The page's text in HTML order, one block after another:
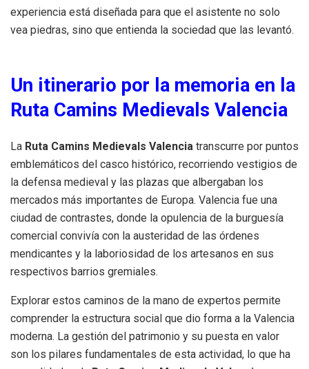
experiencia está diseñada para que el asistente no solo
vea piedras, sino que entienda la sociedad que las levantó.
Un itinerario por la memoria en la
Ruta Camins Medievals Valencia
La Ruta Camins Medievals Valencia transcurre por puntos
emblemáticos del casco histórico, recorriendo vestigios de
la defensa medieval y las plazas que albergaban los
mercados más importantes de Europa. Valencia fue una
ciudad de contrastes, donde la opulencia de la burguesía
comercial convivía con la austeridad de las órdenes
mendicantes y la laboriosidad de los artesanos en sus
respectivos barrios gremiales.
Explorar estos caminos de la mano de expertos permite
comprender la estructura social que dio forma a la Valencia
moderna. La gestión del patrimonio y su puesta en valor
son los pilares fundamentales de esta actividad, lo que ha